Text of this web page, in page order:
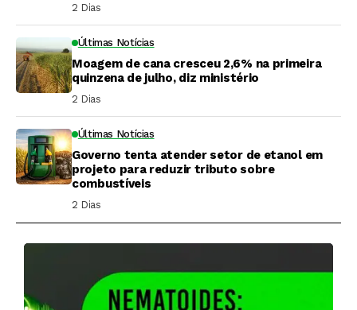
2 Dias ⁮
Últimas Notícias
Moagem de cana cresceu 2,6% na primeira
quinzena de julho, diz ministério
2 Dias ⁮
Últimas Notícias
Governo tenta atender setor de etanol em
projeto para reduzir tributo sobre
combustíveis
2 Dias ⁮